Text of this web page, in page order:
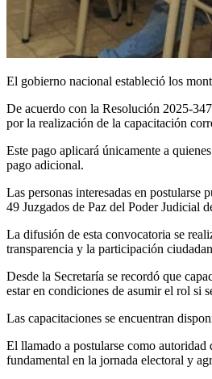
El gobierno nacional estableció los
De acuerdo con la Resolución 2025-
por la realización de la capacitación
Este pago aplicará únicamente a
pago adicional.
Las personas interesadas en postularse
49 Juzgados de Paz del Poder Judicial
La difusión de esta convocatoria se
transparencia y la participación
Desde la Secretaría se recordó que
estar en condiciones de asumir el rol si
Las capacitaciones se encuentran
El llamado a postularse como autoridad
fundamental en la jornada electoral y